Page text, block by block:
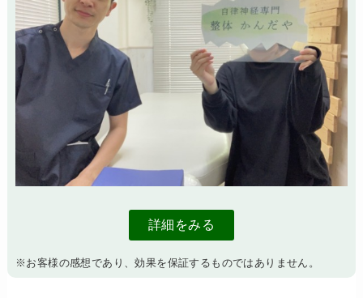
詳細をみる
※お客様の感想であり、効果を保証するものではありません。